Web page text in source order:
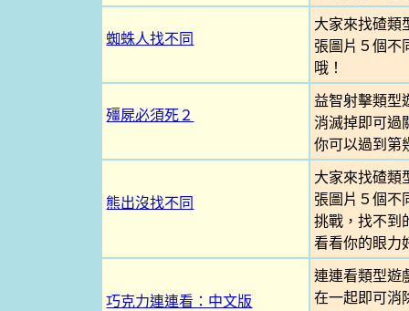
蜘蛛人找不同
大家來找碴類
張圖片５個不
哦！
殭屍必須死２
益智射擊類型
消滅掉即可過
你可以過到第
熊出沒找不同
大家來找碴類
張圖片５個不
挑戰，找不到
看看你的眼力
巧克力連連看：中文版
連連看類型遊
在一起即可消